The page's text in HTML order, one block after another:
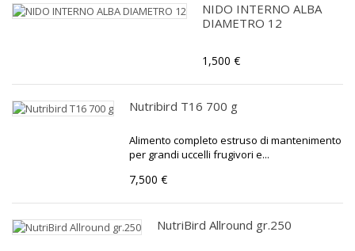
NIDO INTERNO ALBA
DIAMETRO 12
1,500 €
Nutribird T16 700 g
Alimento completo estruso di mantenimento
per grandi uccelli frugivori e...
7,500 €
NutriBird Allround gr.250